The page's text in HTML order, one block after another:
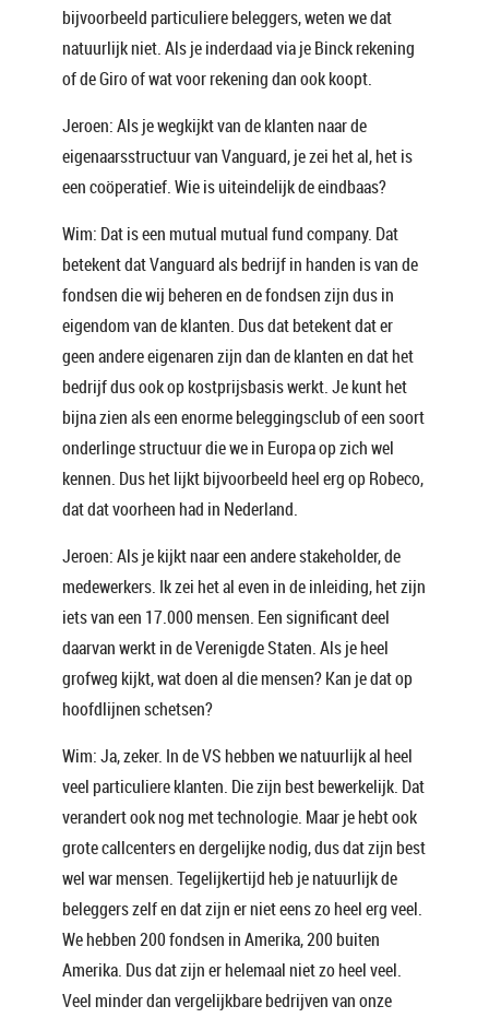
bijvoorbeeld particuliere beleggers, weten we dat
natuurlijk niet. Als je inderdaad via je Binck rekening
of de Giro of wat voor rekening dan ook koopt.
Jeroen: Als je wegkijkt van de klanten naar de
eigenaarsstructuur van Vanguard, je zei het al, het is
een coöperatief. Wie is uiteindelijk de eindbaas?
Wim: Dat is een mutual mutual fund company. Dat
betekent dat Vanguard als bedrijf in handen is van de
fondsen die wij beheren en de fondsen zijn dus in
eigendom van de klanten. Dus dat betekent dat er
geen andere eigenaren zijn dan de klanten en dat het
bedrijf dus ook op kostprijsbasis werkt. Je kunt het
bijna zien als een enorme beleggingsclub of een soort
onderlinge structuur die we in Europa op zich wel
kennen. Dus het lijkt bijvoorbeeld heel erg op Robeco,
dat dat voorheen had in Nederland.
Jeroen: Als je kijkt naar een andere stakeholder, de
medewerkers. Ik zei het al even in de inleiding, het zijn
iets van een 17.000 mensen. Een significant deel
daarvan werkt in de Verenigde Staten. Als je heel
grofweg kijkt, wat doen al die mensen? Kan je dat op
hoofdlijnen schetsen?
Wim: Ja, zeker. In de VS hebben we natuurlijk al heel
veel particuliere klanten. Die zijn best bewerkelijk. Dat
verandert ook nog met technologie. Maar je hebt ook
grote callcenters en dergelijke nodig, dus dat zijn best
wel war mensen. Tegelijkertijd heb je natuurlijk de
beleggers zelf en dat zijn er niet eens zo heel erg veel.
We hebben 200 fondsen in Amerika, 200 buiten
Amerika. Dus dat zijn er helemaal niet zo heel veel.
Veel minder dan vergelijkbare bedrijven van onze